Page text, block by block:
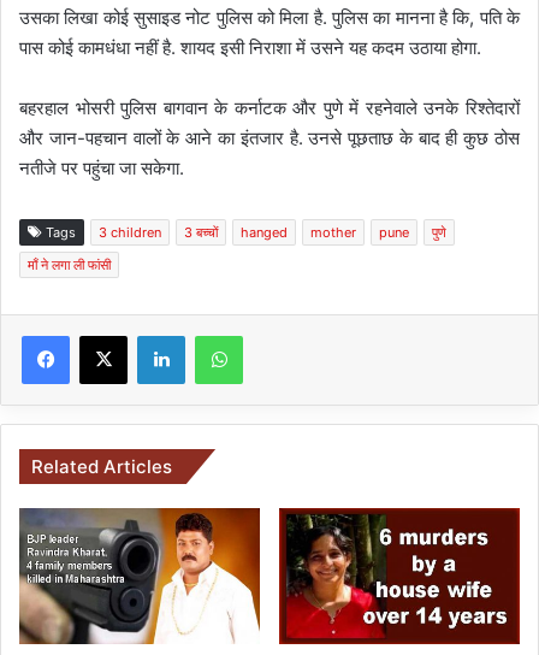
उसका लिखा कोई सुसाइड नोट पुलिस को मिला है. पुलिस का मानना है कि, पति के
पास कोई कामधंधा नहीं है. शायद इसी निराशा में उसने यह कदम उठाया होगा.
बहरहाल भोसरी पुलिस बागवान के कर्नाटक और पुणे में रहनेवाले उनके रिश्तेदारों
और जान-पहचान वालों के आने का इंतजार है. उनसे पूछताछ के बाद ही कुछ ठोस
नतीजे पर पहुंचा जा सकेगा.
Tags 3 children 3 बच्चों hanged mother pune
पुणे
माँ ने लगा ली फांसी
Related Articles